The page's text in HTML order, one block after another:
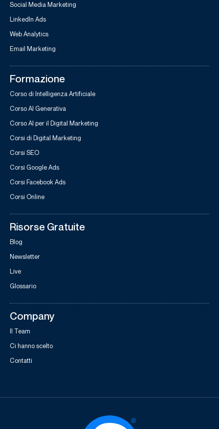
Social Media Marketing
LinkedIn Ads
Web Analytics
Email Marketing
Formazione
Corso di Intelligenza Artificiale
Corso AI Generativa
Corso AI per il Digital Marketing
Corsi di Digital Marketing
Corsi SEO
Corsi Google Ads
Corsi Facebook Ads
Corsi Online
Risorse Gratuite
Blog
Newsletter
Live
Glossario
Company
Il Team
Ci hanno scelto
Contatti